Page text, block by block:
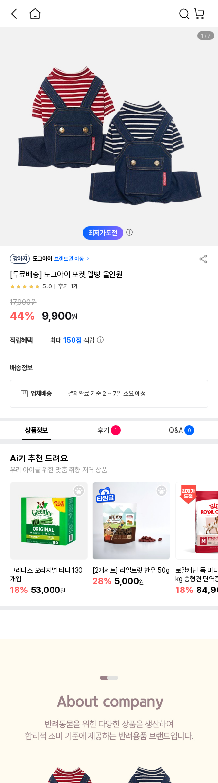
최저가도전 ⓘ
1 / 7
강아지 도그아이 브랜드관 이동
[무료배송] 도그아이 포켓 멜빵 올인원
5.0 후기 1개
17,900원
44% 9,900원
적립혜택 최대150점 적립
배송정보
업체배송 결제완료 기준 2 ~ 7일 소요 예정
상품정보 후기 1 Q&A 0
Ai가 추천 드려요
우리 아이를 위한 맞춤 취향 저격 상품
그리니즈 오리지널 티니 130
개입
18% 53,000원
[2개세트] 리얼트릿 한우 50g
28% 5,000원
로얄캐닌 독 미
kg 중형견 면역
18%